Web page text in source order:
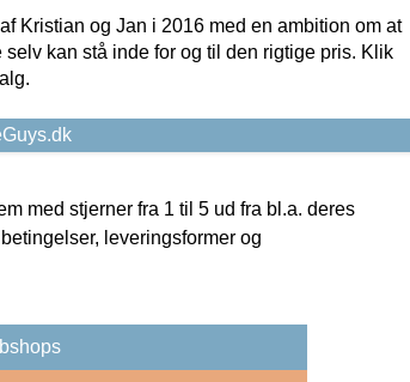
Kristian og Jan i 2016 med en ambition om at
selv kan stå inde for og til den rigtige pris. Klik
med stjerner fra 1 til 5 ud fra bl.a. deres
leveringsformer og